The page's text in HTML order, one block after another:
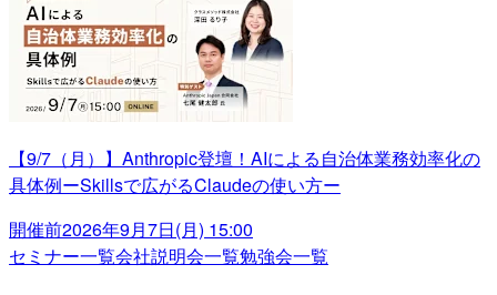
【9/7（月）】Anthropic登壇！AIによる自治体業務効率化の
具体例ーSkillsで広がるClaudeの使い方ー
開催前2026年9月7日(月) 15:00
セミナー一覧会社説明会一覧勉強会一覧